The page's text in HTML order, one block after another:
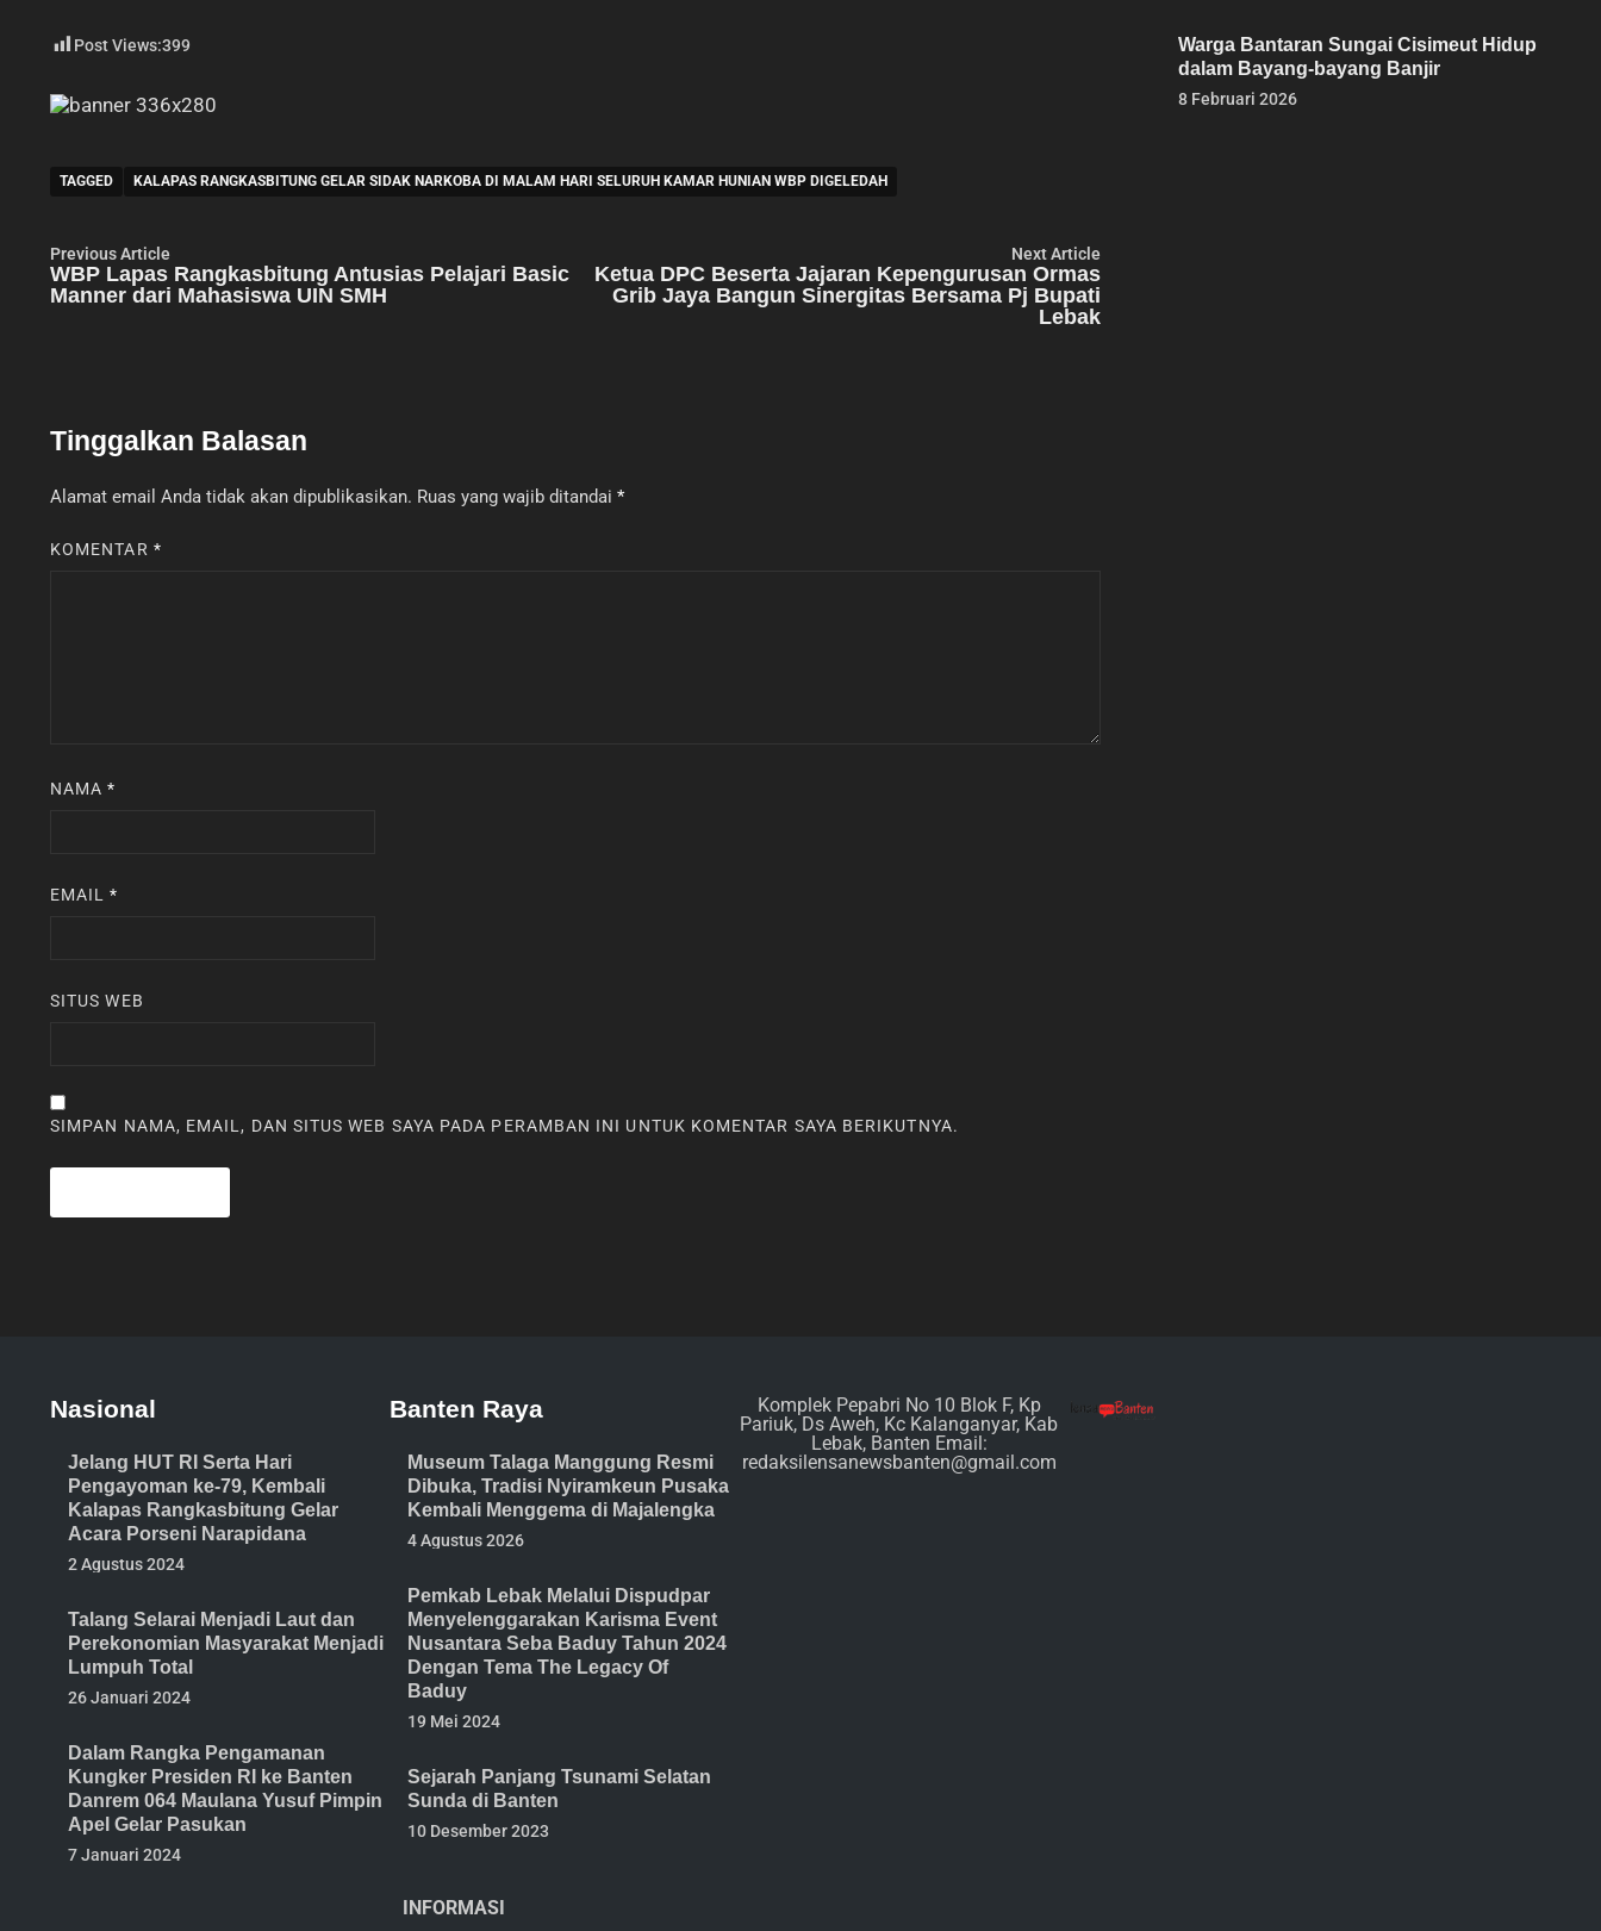
Post Views:399
TAGGED KALAPAS RANGKASBITUNG GELAR SIDAK NARKOBA DI MALAM HARI SELURUH KAMAR HUNIAN WBP DIGELEDAH
Navigasi
pos
Previous Article
article:
WBP Lapas Rangkasbitung Antusias Pelajari Basic
Manner dari Mahasiswa UIN SMH
Next Article
article:
Ketua DPC Beserta Jajaran Kepengurusan Ormas
Grib Jaya Bangun Sinergitas Bersama Pj Bupati
Lebak
Tinggalkan Balasan
Alamat email Anda tidak akan dipublikasikan. Ruas yang wajib ditandai *
KOMENTAR *
NAMA*
EMAIL*
SITUS WEB
SIMPAN NAMA, EMAIL, DAN SITUS WEB SAYA PADA PERAMBAN INI UNTUK KOMENTAR SAYA BERIKUTNYA.
Warga Bantaran Sungai Cisimeut Hidup
dalam Bayang-bayang Banjir
8 Februari 2026
Nasional
Jelang HUT RI Serta Hari
Pengayoman ke-79, Kembali
Kalapas Rangkasbitung Gelar
Acara Porseni Narapidana
2 Agustus 2024
Talang Selarai Menjadi Laut dan
Perekonomian Masyarakat Menjadi
Lumpuh Total
26 Januari 2024
Dalam Rangka Pengamanan
Kungker Presiden RI ke Banten
Danrem 064 Maulana Yusuf Pimpin
Apel Gelar Pasukan
7 Januari 2024
Banten Raya
Museum Talaga Manggung Resmi
Dibuka, Tradisi Nyiramkeun Pusaka
Kembali Menggema di Majalengka
4 Agustus 2026
Pemkab Lebak Melalui Dispudpar
Menyelenggarakan Karisma Event
Nusantara Seba Baduy Tahun 2024
Dengan Tema The Legacy Of
Baduy
19 Mei 2024
Sejarah Panjang Tsunami Selatan
Sunda di Banten
10 Desember 2023
INFORMASI
Komplek Pepabri No 10 Blok F, Kp
Pariuk, Ds Aweh, Kc Kalanganyar, Kab
Lebak, Banten Email:
redaksilensanewsbanten@gmail.com